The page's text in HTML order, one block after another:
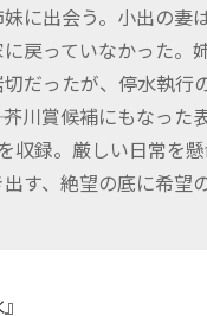
に出会う。小出の妻
戻っていなかった。
だったが、停水執行
芥川賞候補にもなった
収録。厳しい日常を
す、絶望の底に希望